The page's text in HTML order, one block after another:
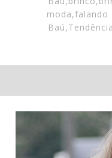
moda,falando
Baú,Tendência